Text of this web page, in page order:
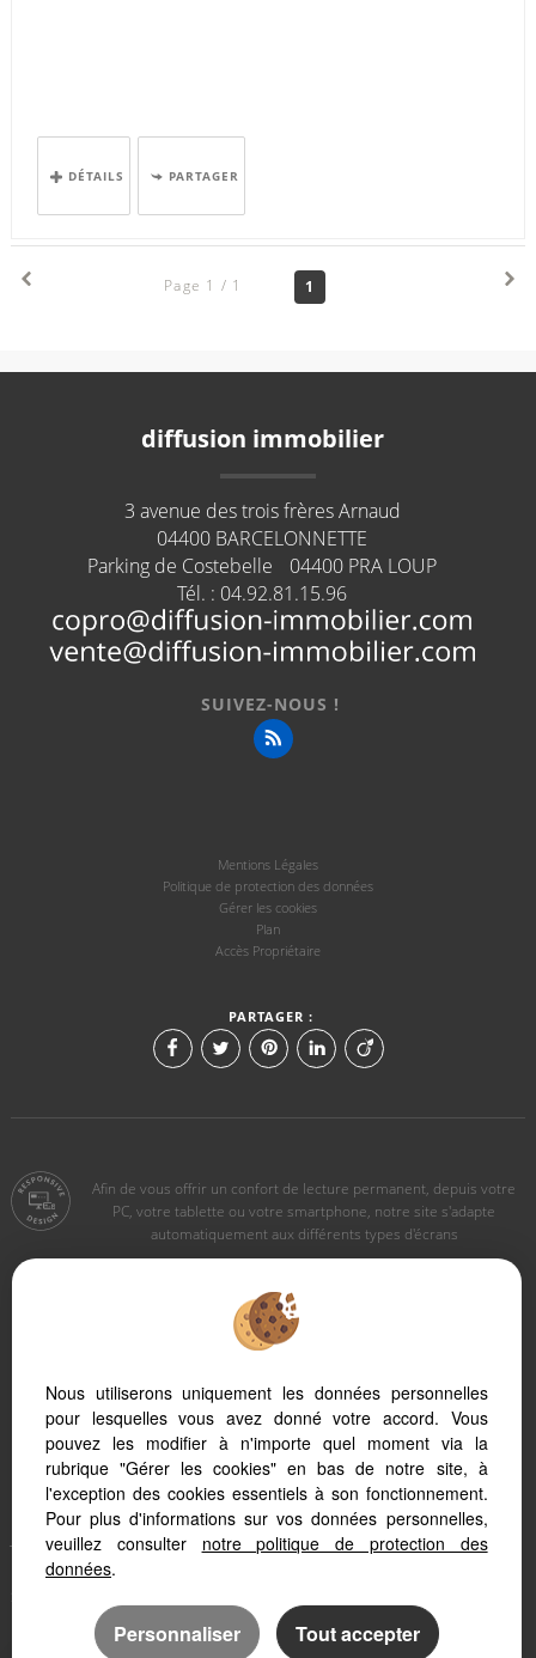
DÉTAILS PARTAGER
Page 1 / 1 1
diffusion immobilier
3 avenue des trois frères Arnaud
04400 BARCELONNETTE
Parking de Costebelle
04400 PRA LOUP
Tél. : 04.92.81.15.96
SUIVEZ-NOUS !
Mentions Légales
Politique de protection des données
Gérer les cookies
Plan
Accès Propriétaire
PARTAGER :
Afin de vous offrir un confort de lecture permanent, depuis votre
PC, votre tablette ou votre smartphone, notre site s'adapte
automatiquement aux différents types d'écrans
Logiciel immobilier Adapt Immo
Création site immobilier
Référencement site immobilier
Le Sauze (04400)
Pra Loup 1600 (04400)
Barcelonnette (04400)
Pra Loup 1500 (04400)
Jausiers (04850)
Uvernet Fours (04400)
Les Thuiles (04400)
Nous utiliserons uniquement les données personnelles
pour lesquelles vous avez donné votre accord. Vous
pouvez les modifier à n'importe quel moment via la
rubrique "Gérer les cookies" en bas de notre site, à
l'exception des cookies essentiels à son fonctionnement.
Pour plus d'informations sur vos données personnelles,
veuillez consulter notre politique de protection des
données.
Personnaliser Tout accepter